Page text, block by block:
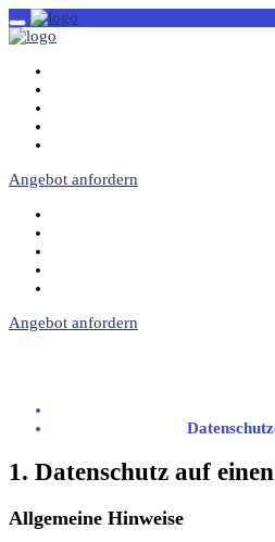
Angebot anfordern
Angebot anfordern
1. Datenschutz auf
Allgemeine Hinweise